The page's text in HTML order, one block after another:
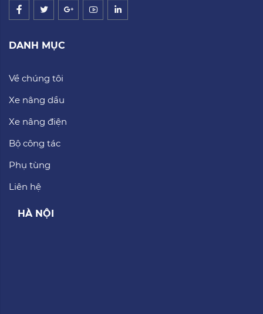
DANH MỤC
Về chúng tôi
Xe nâng dầu
Xe nâng điện
Bộ công tác
Phụ tùng
Liên hệ
HÀ NỘI